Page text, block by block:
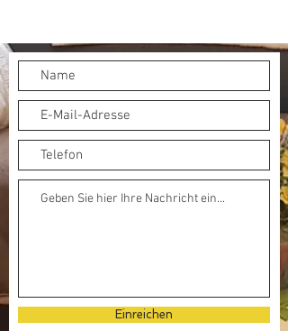
Einreichen